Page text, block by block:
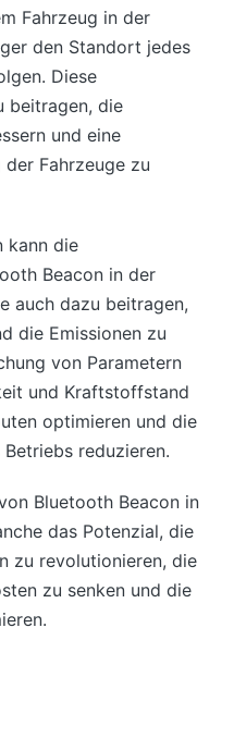
Fahrzeug in der
den Standort jedes
Diese
beitragen, die
und eine
Fahrzeuge zu
kann die
Beacon in der
auch dazu beitragen,
die Emissionen zu
von Parametern
und Kraftstoffstand
optimieren und die
reduzieren.
Bluetooth Beacon in
das Potenzial, die
zu revolutionieren, die
zu senken und die